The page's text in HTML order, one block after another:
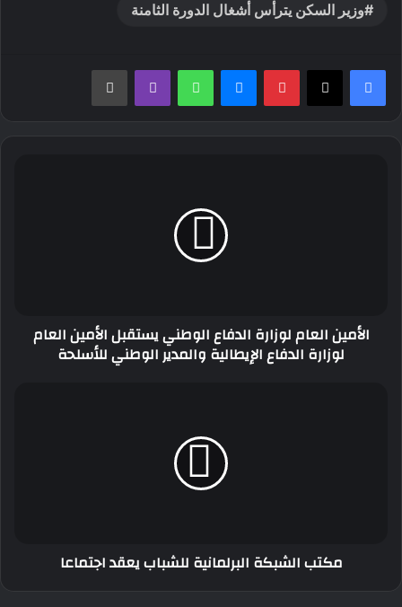
وزير السكن يترأس أشغال الدورة الثامنة
بينتيريستماسنجر واتساب ڤايبر طباعة
الدفاعالأمين العام لوزارة الدفاع الوطني يستقبل الأمين العام
لوزارة الدفاع الإيطالية والمدير الوطني للأسلحة
مكتب الشبكة البرلمانية للشباب يعقد اجتماعا